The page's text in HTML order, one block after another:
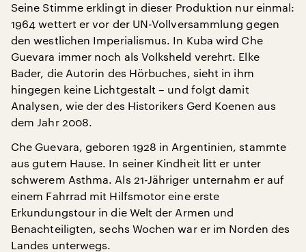
Seine Stimme erklingt in dieser Produktion nur einmal:
1964 wettert er vor der UN-Vollversammlung gegen
den westlichen Imperialismus. In Kuba wird Che
Guevara immer noch als Volksheld verehrt. Elke
Bader, die Autorin des Hörbuches, sieht in ihm
hingegen keine Lichtgestalt – und folgt damit
Analysen, wie der des Historikers Gerd Koenen aus
dem Jahr 2008.
Che Guevara, geboren 1928 in Argentinien, stammte
aus gutem Hause. In seiner Kindheit litt er unter
schwerem Asthma. Als 21-Jähriger unternahm er auf
einem Fahrrad mit Hilfsmotor eine erste
Erkundungstour in die Welt der Armen und
Benachteiligten, sechs Wochen war er im Norden des
Landes unterwegs.